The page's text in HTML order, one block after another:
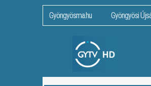
Gyöngyösma.hu Gyöngyösi